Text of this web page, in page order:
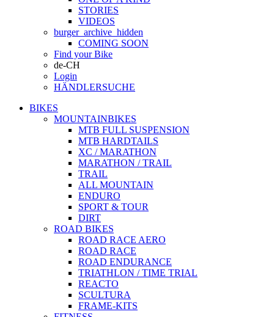
STORIES
VIDEOS
burger_archive_hidden
COMING SOON
Find your Bike
de-CH
Login
HÄNDLERSUCHE
BIKES
MOUNTAINBIKES
MTB FULL SUSPENSION
MTB HARDTAILS
XC / MARATHON
MARATHON / TRAIL
TRAIL
ALL MOUNTAIN
ENDURO
SPORT & TOUR
DIRT
ROAD BIKES
ROAD RACE AERO
ROAD RACE
ROAD ENDURANCE
TRIATHLON / TIME TRIAL
REACTO
SCULTURA
FRAME-KITS